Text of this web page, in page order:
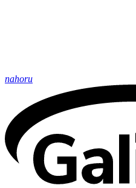
nahoru